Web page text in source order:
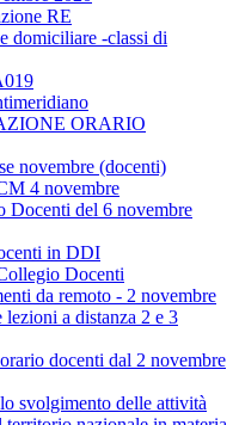
RE
domiciliare -classi di
ORARIO
novembre (docenti)
4 novembre
Docenti del 6 novembre
in DDI
Docenti
da remoto - 2 novembre
a distanza 2 e 3
docenti dal 2 novembre
svolgimento delle attività